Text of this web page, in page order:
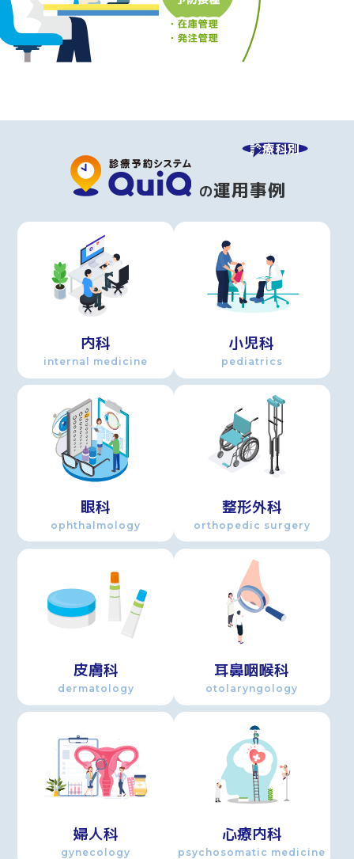
の運用事例
診療科別
内科
internal medicine
小児科
pediatrics
眼科
ophthalmology
整形外科
orthopedic surgery
皮膚科
dermatology
耳鼻咽喉科
otolaryngology
婦人科
gynecology
心療内科
psychosomatic medicine